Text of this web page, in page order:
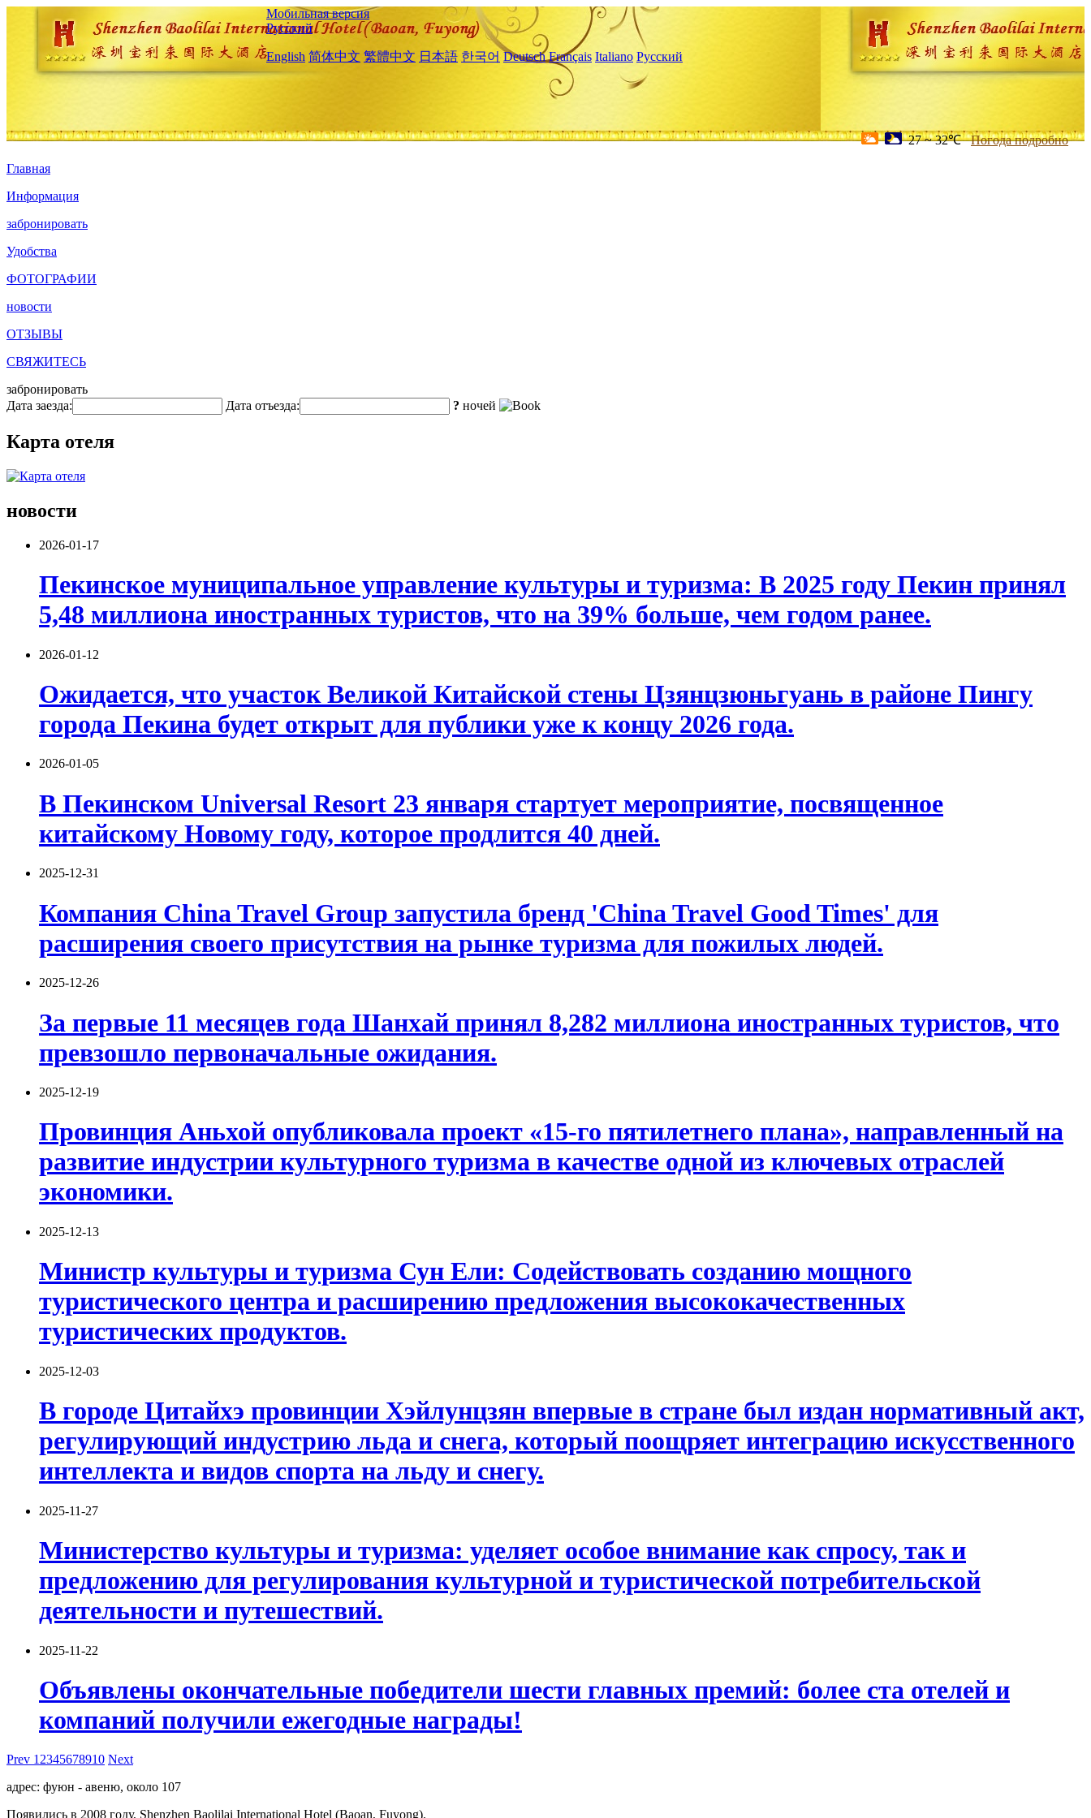
Мобильная версия
Русский
English 简体中文 繁體中文 日本語 한국어 Deutsch Français Italiano Русский
27 ~ 32℃ Погода подробно
Главная
Информация
забронировать
Удобства
ФОТОГРАФИИ
новости
ОТЗЫВЫ
СВЯЖИТЕСЬ
забронировать
Дата заезда:
Дата отъезда: ? ночей
Карта отеля
новости
2026-01-17
Пекинское муниципальное управление культуры и туризма: В 2025 году Пекин принял
5,48 миллиона иностранных туристов, что на 39% больше, чем годом ранее.
2026-01-12
Ожидается, что участок Великой Китайской стены Цзянцзюньгуань в районе Пингу
города Пекина будет открыт для публики уже к концу 2026 года.
2026-01-05
В Пекинском Universal Resort 23 января стартует мероприятие, посвященное
китайскому Новому году, которое продлится 40 дней.
2025-12-31
Компания China Travel Group запустила бренд 'China Travel Good Times' для
расширения своего присутствия на рынке туризма для пожилых людей.
2025-12-26
За первые 11 месяцев года Шанхай принял 8,282 миллиона иностранных туристов, что
превзошло первоначальные ожидания.
2025-12-19
Провинция Аньхой опубликовала проект «15-го пятилетнего плана», направленный на
развитие индустрии культурного туризма в качестве одной из ключевых отраслей
экономики.
2025-12-13
Министр культуры и туризма Сун Ели: Содействовать созданию мощного
туристического центра и расширению предложения высококачественных
туристических продуктов.
2025-12-03
В городе Цитайхэ провинции Хэйлунцзян впервые в стране был издан нормативный акт,
регулирующий индустрию льда и снега, который поощряет интеграцию искусственного
интеллекта и видов спорта на льду и снегу.
2025-11-27
Министерство культуры и туризма: уделяет особое внимание как спросу, так и
предложению для регулирования культурной и туристической потребительской
деятельности и путешествий.
2025-11-22
Объявлены окончательные победители шести главных премий: более ста отелей и
компаний получили ежегодные награды!
Prev 1 2345678910 Next
адрес: фуюн - авеню, около 107
Появились в 2008 году, Shenzhen Baolilai International Hotel (Baoan, Fuyong).